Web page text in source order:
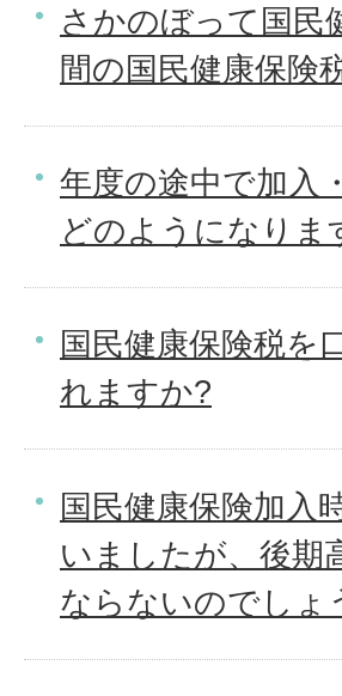
さかのぼって国民
間の国民健康保険
年度の途中で加入
どのようになりま
国民健康保険税を
れますか?
国民健康保険加入
いましたが、後期
ならないのでしょ